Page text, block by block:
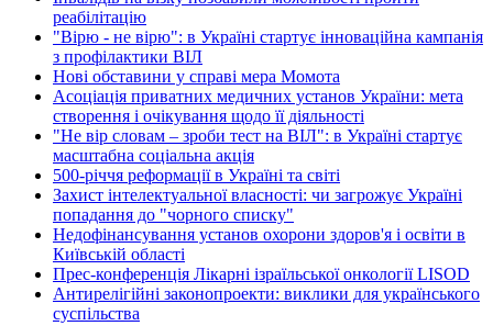
реабілітацію
"Вірю - не вірю": в Україні стартує інноваційна кампанія
з профілактики ВІЛ
Нові обставини у справі мера Момота
Асоціація приватних медичних установ України: мета
створення і очікування щодо її діяльності
"Не вір словам – зроби тест на ВІЛ": в Україні стартує
масштабна соціальна акція
500-річчя реформації в Україні та світі
Захист інтелектуальної власності: чи загрожує Україні
попадання до "чорного списку"
Недофінансування установ охорони здоров'я і освіти в
Київській області
Прес-конференція Лікарні ізраїльської онкології LISOD
Антирелігійні законопроекти: виклики для українського
суспільства